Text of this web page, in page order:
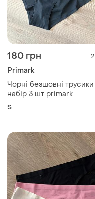
180 грн 2
Primark
Чорні безшовні трусики
набір 3 шт primark
S